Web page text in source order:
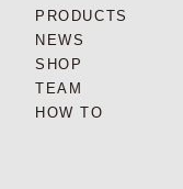
PRODUCTS
NEWS
SHOP
TEAM
HOW TO